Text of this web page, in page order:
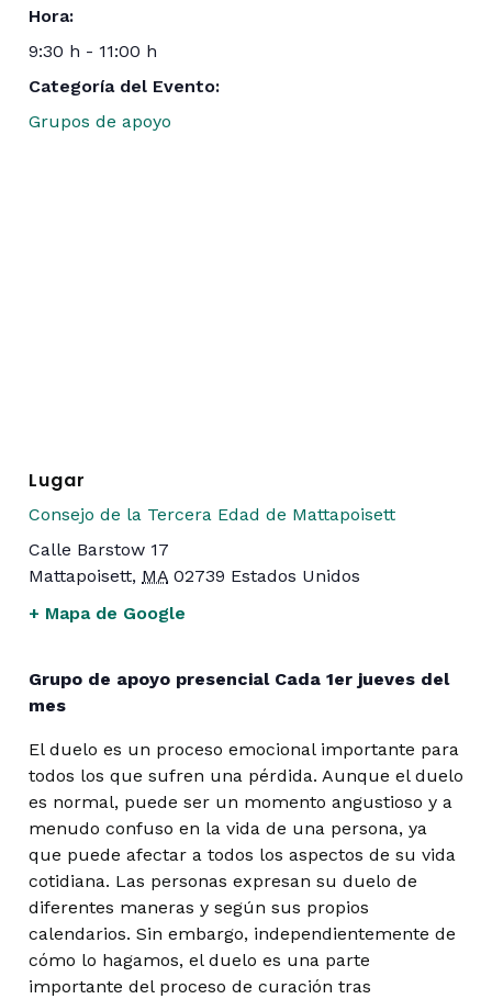
Hora:
9:30 h - 11:00 h
Categoría del Evento:
Grupos de apoyo
Lugar
Consejo de la Tercera Edad de Mattapoisett
Calle Barstow 17
Mattapoisett, MA 02739 Estados Unidos
+ Mapa de Google
Grupo de apoyo presencial Cada 1er jueves del
mes
El duelo es un proceso emocional importante para
todos los que sufren una pérdida. Aunque el duelo
es normal, puede ser un momento angustioso y a
menudo confuso en la vida de una persona, ya
que puede afectar a todos los aspectos de su vida
cotidiana. Las personas expresan su duelo de
diferentes maneras y según sus propios
calendarios. Sin embargo, independientemente de
cómo lo hagamos, el duelo es una parte
importante del proceso de curación tras